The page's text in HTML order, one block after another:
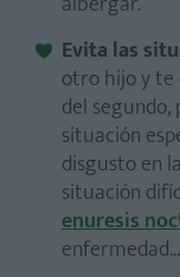
Evita las
otro hijo y te
del
situación
disgusto en
situación
enuresis
enfermedad...